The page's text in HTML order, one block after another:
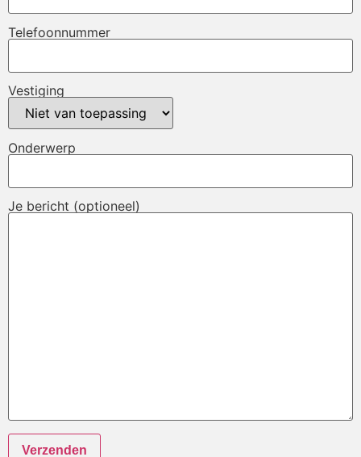
Telefoonnummer
Vestiging
Onderwerp
Je bericht (optioneel)